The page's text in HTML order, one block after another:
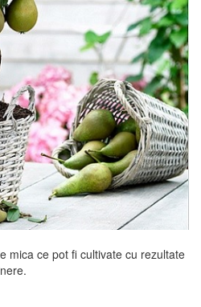
mica ce pot fi cultivate cu rezultate